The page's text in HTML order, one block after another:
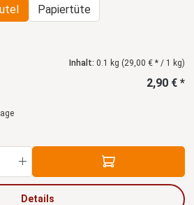
Papiertüte
Inhalt: 0.1 kg (29,00 € * / 1 kg)
2,90 € *
Gib den gewünschten Wert
Details